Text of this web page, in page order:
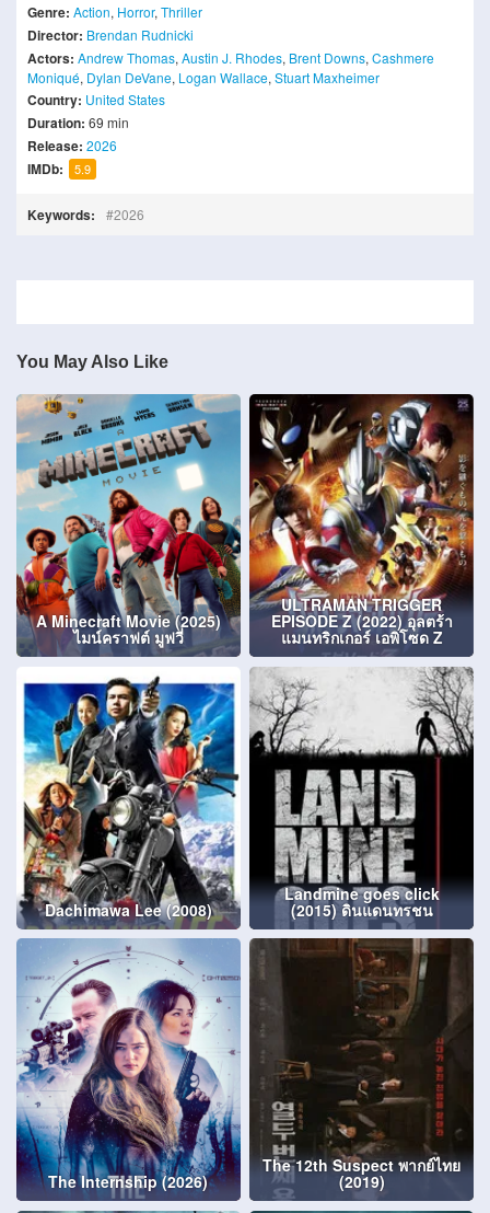
Genre: Action, Horror, Thriller
Director: Brendan Rudnicki
Actors: Andrew Thomas, Austin J. Rhodes, Brent Downs, Cashmere
Moniqué, Dylan DeVane, Logan Wallace, Stuart Maxheimer
Country: United States
Duration: 69 min
Release: 2026
IMDb: 5.9
Keywords: 2026
You May Also Like
A Minecraft Movie (2025)
ไมน์คราฟต์ มูฟวี่
ULTRAMAN TRIGGER
EPISODE Z (2022) อุลตร้า
แมนทริกเกอร์ เอพิโซด Z
Dachimawa Lee (2008)
Landmine goes click
(2015) ดินแดนทรชน
The Internship (2026)
The 12th Suspect พากย์ไทย
(2019)